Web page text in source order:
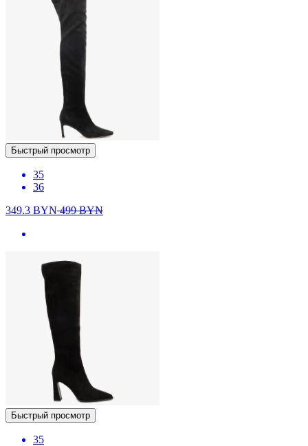
Быстрый просмотр
35
36
349.3 BYN499BYN
Быстрый просмотр
35